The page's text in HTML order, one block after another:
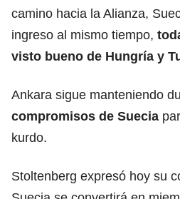
camino hacia la Alianza,
ingreso al mismo tiempo,
visto bueno de Hungría y
Ankara sigue manteniendo
compromisos de Suecia
kurdo.
Stoltenberg expresó hoy su